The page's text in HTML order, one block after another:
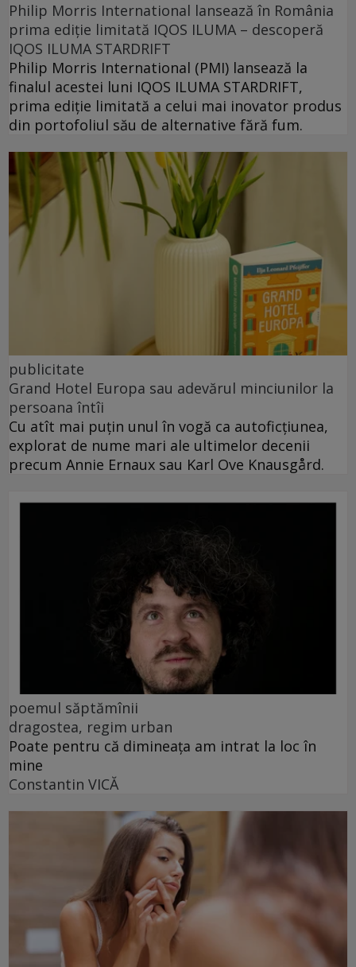
Philip Morris International lansează în România
prima ediție limitată IQOS ILUMA – descoperă
IQOS ILUMA STARDRIFT
Philip Morris International (PMI) lansează la
finalul acestei luni IQOS ILUMA STARDRIFT,
prima ediție limitată a celui mai inovator produs
din portofoliul său de alternative fără fum.
publicitate
Grand Hotel Europa sau adevărul minciunilor la
persoana întîi
Cu atît mai puțin unul în vogă ca autoficțiunea,
explorat de nume mari ale ultimelor decenii
precum Annie Ernaux sau Karl Ove Knausgård.
poemul săptămînii
dragostea, regim urban
Poate pentru că dimineața am intrat la loc în
mine
Constantin VICĂ